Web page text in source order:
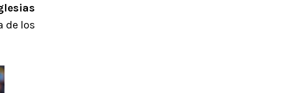
de los